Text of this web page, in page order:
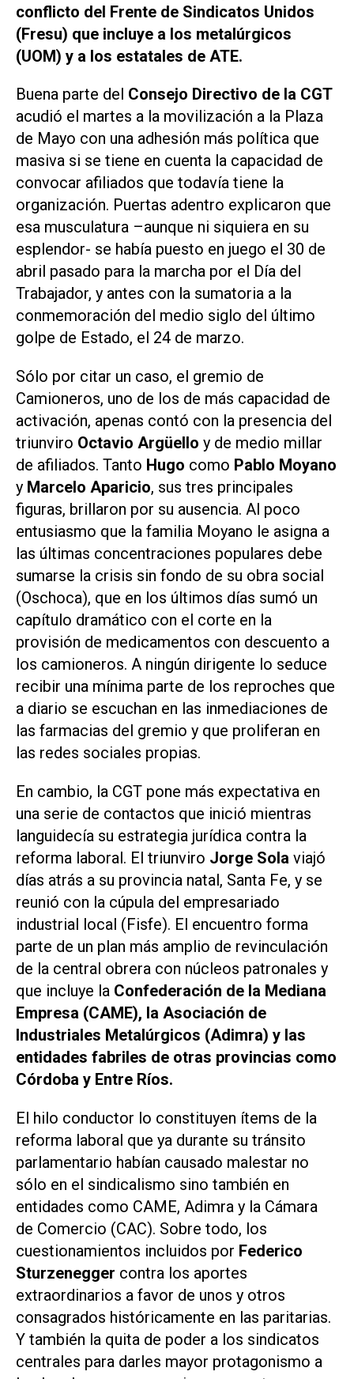
conflicto del Frente de Sindicatos Unidos
(Fresu) que incluye a los metalúrgicos
(UOM) y a los estatales de ATE.
Buena parte del Consejo Directivo de la CGT
acudió el martes a la movilización a la Plaza
de Mayo con una adhesión más política que
masiva si se tiene en cuenta la capacidad de
convocar afiliados que todavía tiene la
organización. Puertas adentro explicaron que
esa musculatura –aunque ni siquiera en su
esplendor- se había puesto en juego el 30 de
abril pasado para la marcha por el Día del
Trabajador, y antes con la sumatoria a la
conmemoración del medio siglo del último
golpe de Estado, el 24 de marzo.
Sólo por citar un caso, el gremio de
Camioneros, uno de los de más capacidad de
activación, apenas contó con la presencia del
triunviro Octavio Argüello y de medio millar
de afiliados. Tanto Hugo como Pablo Moyano
y Marcelo Aparicio, sus tres principales
figuras, brillaron por su ausencia. Al poco
entusiasmo que la familia Moyano le asigna a
las últimas concentraciones populares debe
sumarse la crisis sin fondo de su obra social
(Oschoca), que en los últimos días sumó un
capítulo dramático con el corte en la
provisión de medicamentos con descuento a
los camioneros. A ningún dirigente lo seduce
recibir una mínima parte de los reproches que
a diario se escuchan en las inmediaciones de
las farmacias del gremio y que proliferan en
las redes sociales propias.
En cambio, la CGT pone más expectativa en
una serie de contactos que inició mientras
languidecía su estrategia jurídica contra la
reforma laboral. El triunviro Jorge Sola viajó
días atrás a su provincia natal, Santa Fe, y se
reunió con la cúpula del empresariado
industrial local (Fisfe). El encuentro forma
parte de un plan más amplio de revinculación
de la central obrera con núcleos patronales y
que incluye la Confederación de la Mediana
Empresa (CAME), la Asociación de
Industriales Metalúrgicos (Adimra) y las
entidades fabriles de otras provincias como
Córdoba y Entre Ríos.
El hilo conductor lo constituyen ítems de la
reforma laboral que ya durante su tránsito
parlamentario habían causado malestar no
sólo en el sindicalismo sino también en
entidades como CAME, Adimra y la Cámara
de Comercio (CAC). Sobre todo, los
cuestionamientos incluidos por Federico
Sturzenegger contra los aportes
extraordinarios a favor de unos y otros
consagrados históricamente en las paritarias.
Y también la quita de poder a los sindicatos
centrales para darles mayor protagonismo a